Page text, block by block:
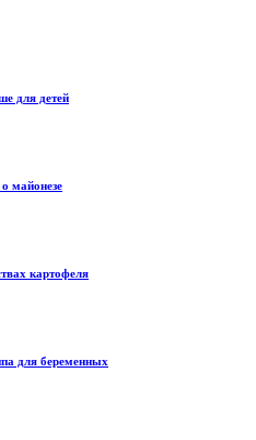
для детей
майонезе
картофеля
для беременных